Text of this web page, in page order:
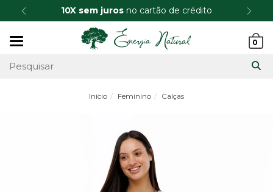
10X sem juros no cartão de crédito
0
Início Feminino Calças